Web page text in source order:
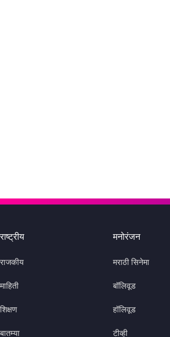
राष्ट्रीय
राजकीय
माहिती
शिक्षण
बातम्या
मनोरंजन
मराठी सिनेमा
बॉलिवूड
हॉलिवूड
टीव्ही